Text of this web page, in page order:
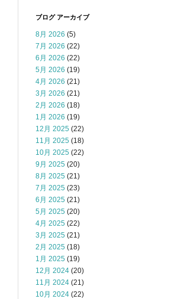
ブログ アーカイブ
8月 2026 (5)
7月 2026 (22)
6月 2026 (22)
5月 2026 (19)
4月 2026 (21)
3月 2026 (21)
2月 2026 (18)
1月 2026 (19)
12月 2025 (22)
11月 2025 (18)
10月 2025 (22)
9月 2025 (20)
8月 2025 (21)
7月 2025 (23)
6月 2025 (21)
5月 2025 (20)
4月 2025 (22)
3月 2025 (21)
2月 2025 (18)
1月 2025 (19)
12月 2024 (20)
11月 2024 (21)
10月 2024 (22)